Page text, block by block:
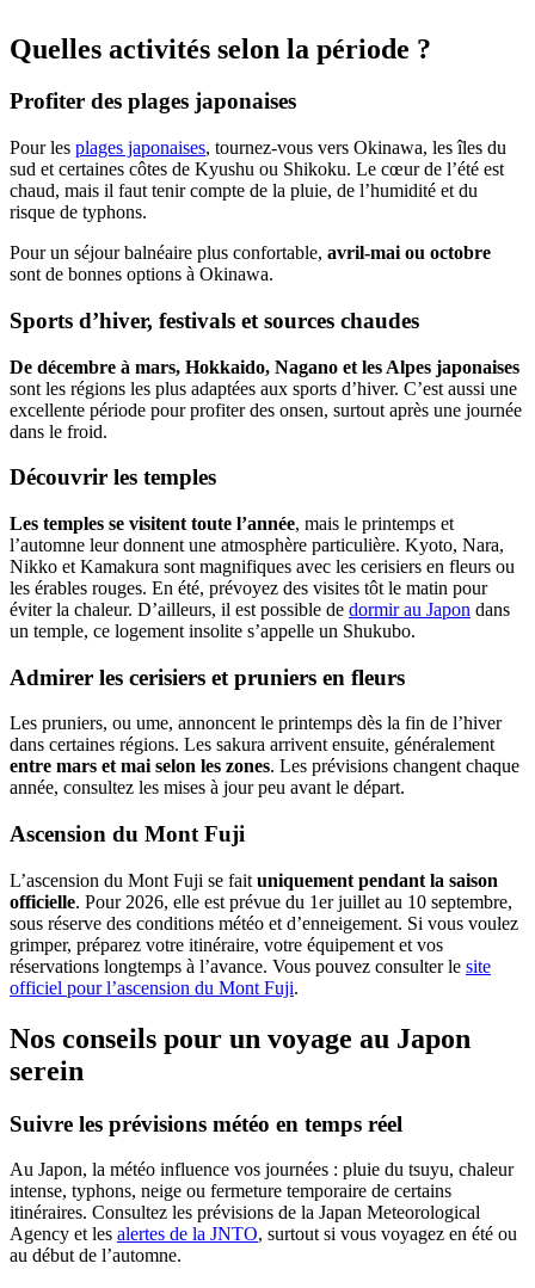
Quelles activités selon la période ?
Profiter des plages japonaises
Pour les plages japonaises, tournez-vous vers Okinawa, les îles du
sud et certaines côtes de Kyushu ou Shikoku. Le cœur de l’été est
chaud, mais il faut tenir compte de la pluie, de l’humidité et du
risque de typhons.
Pour un séjour balnéaire plus confortable, avril-mai ou octobre
sont de bonnes options à Okinawa.
Sports d’hiver, festivals et sources chaudes
De décembre à mars, Hokkaido, Nagano et les Alpes japonaises
sont les régions les plus adaptées aux sports d’hiver. C’est aussi une
excellente période pour profiter des onsen, surtout après une journée
dans le froid.
Découvrir les temples
Les temples se visitent toute l’année, mais le printemps et
l’automne leur donnent une atmosphère particulière. Kyoto, Nara,
Nikko et Kamakura sont magnifiques avec les cerisiers en fleurs ou
les érables rouges. En été, prévoyez des visites tôt le matin pour
éviter la chaleur. D’ailleurs, il est possible de dormir au Japon dans
un temple, ce logement insolite s’appelle un Shukubo.
Admirer les cerisiers et pruniers en fleurs
Les pruniers, ou ume, annoncent le printemps dès la fin de l’hiver
dans certaines régions. Les sakura arrivent ensuite, généralement
entre mars et mai selon les zones. Les prévisions changent chaque
année, consultez les mises à jour peu avant le départ.
Ascension du Mont Fuji
L’ascension du Mont Fuji se fait uniquement pendant la saison
officielle. Pour 2026, elle est prévue du 1er juillet au 10 septembre,
sous réserve des conditions météo et d’enneigement. Si vous voulez
grimper, préparez votre itinéraire, votre équipement et vos
réservations longtemps à l’avance. Vous pouvez consulter le site
officiel pour l’ascension du Mont Fuji.
Nos conseils pour un voyage au Japon
serein
Suivre les prévisions météo en temps réel
Au Japon, la météo influence vos journées : pluie du tsuyu, chaleur
intense, typhons, neige ou fermeture temporaire de certains
itinéraires. Consultez les prévisions de la Japan Meteorological
Agency et les alertes de la JNTO, surtout si vous voyagez en été ou
au début de l’automne.